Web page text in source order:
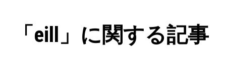
「eill」に関する記事